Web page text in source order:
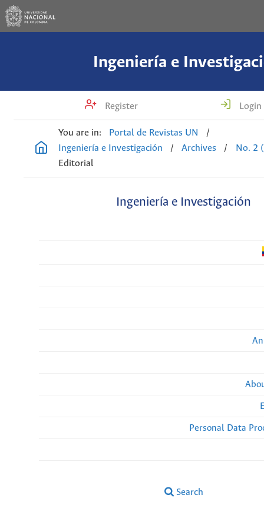
Ingeniería e
Register Login
You are in: Portal de Revistas UN
/
Ingeniería e Investigación
/ Archives /
No. 2
Editorial
Ingeniería e Investigación
Personal Data
Search